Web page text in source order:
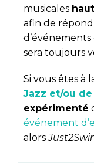
musicales
afin de
sera toujours
Si vous êtes à
Jazz et/ou de
expérimenté
événement
alors